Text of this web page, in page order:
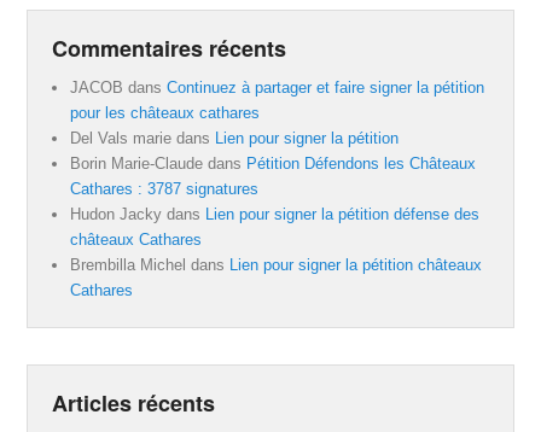
Commentaires récents
JACOB dansContinuez à partager et faire signer la pétition
pour les châteaux cathares
Del Vals marie dans Lien pour signer la pétition
Borin Marie-Claude dans Pétition Défendons les Châteaux
Cathares : 3787 signatures
Hudon Jacky dans Lien pour signer la pétition défense des
châteaux Cathares
Brembilla Michel dans Lien pour signer la pétition châteaux
Cathares
Articles récents